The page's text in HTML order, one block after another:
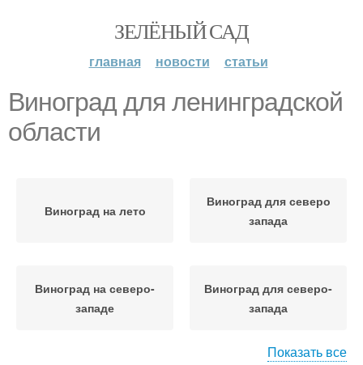
ЗЕЛЁНЫЙ САД
главная новости статьи
Виноград для ленинградской
области
Виноград на лето
Виноград для северо
запада
Виноград на северо-
западе
Виноград для северо-
запада
Показать все